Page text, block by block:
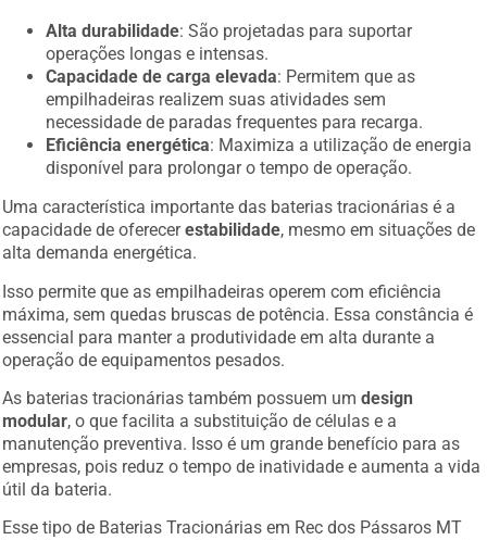
Alta durabilidade: São projetadas para suportar
operações longas e intensas.
Capacidade de carga elevada: Permitem que as
empilhadeiras realizem suas atividades sem
necessidade de paradas frequentes para recarga.
Eficiência energética: Maximiza a utilização de energia
disponível para prolongar o tempo de operação.
Uma característica importante das baterias tracionárias é a
capacidade de oferecer estabilidade , mesmo em situações de
alta demanda energética.
Isso permite que as empilhadeiras operem com eficiência
máxima, sem quedas bruscas de potência. Essa constância é
essencial para manter a produtividade em alta durante a
operação de equipamentos pesados.
As baterias tracionárias também possuem um design
modular , o que facilita a substituição de células e a
manutenção preventiva. Isso é um grande benefício para as
empresas, pois reduz o tempo de inatividade e aumenta a vida
útil da bateria.
Esse tipo de Baterias Tracionárias em Rec dos Pássaros MT